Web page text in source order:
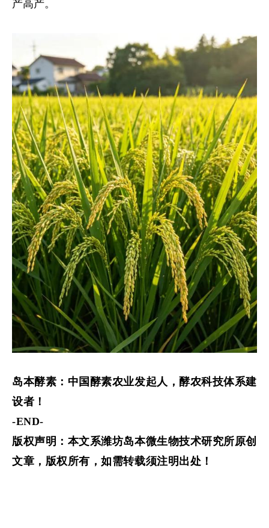
产高产。
岛本酵素：中国酵素农业发起人，酵农科技体系建
设者！
-END-
版权声明：本文系潍坊岛本微生物技术研究所原创
文章，版权所有，如需转载须注明出处！